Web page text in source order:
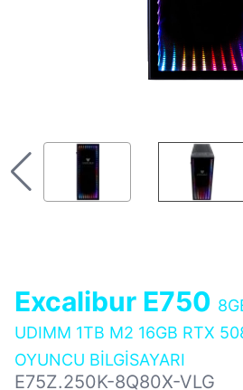
Excalibur E750
UDIMM 1TB M2 16GB RTX
OYUNCU BİLGİSAYARI
E75Z.250K-8Q80X-VLG